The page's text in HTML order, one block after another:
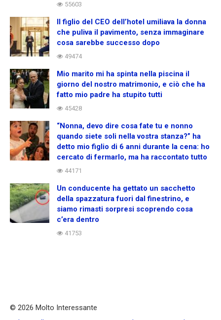
55603
Il figlio del CEO dell’hotel umiliava la donna
che puliva il pavimento, senza immaginare
cosa sarebbe successo dopo
49474
Mio marito mi ha spinta nella piscina il
giorno del nostro matrimonio, e ciò che ha
fatto mio padre ha stupito tutti
45428
“Nonna, devo dire cosa fate tu e nonno
quando siete soli nella vostra stanza?” ha
detto mio figlio di 6 anni durante la cena: ho
cercato di fermarlo, ma ha raccontato tutto
44171
Un conducente ha gettato un sacchetto
della spazzatura fuori dal finestrino, e
siamo rimasti sorpresi scoprendo cosa
c’era dentro
41753
© 2026 Molto Interessante